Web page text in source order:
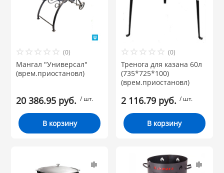
(0)
Мангал "Универсал"
(врем.приостановл)
20 386.95 руб. / шт.
В корзину
(0)
Тренога для казана 60л
(735*725*100)
(врем.приостановл)
2 116.79 руб. / шт.
В корзину